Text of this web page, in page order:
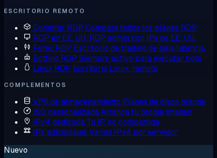
ESCRITORIO REMOTO
Comprar RDP Compara todos los planes RDP
RDP en EE. UU. RDP admin con IPs de EE. UU.
Forex RDP Escritorio de trading de baja latencia
Botting RDP Siempre activo para ejecutar bots
Linux RDP Escritorio Linux, remoto
COMPLEMENTOS
VPS de almacenamiento Planes de disco grande
ISO personalizadaArranca tu propia imagen
IPv4 dedicada Tu IP, no compartida
IPs adicionales Varias IPv4 por servidor
Nuevo